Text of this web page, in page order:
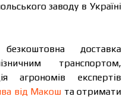
заводу в Україні
доставка
транспортом,
агрономів експертів
від Макош та отримати